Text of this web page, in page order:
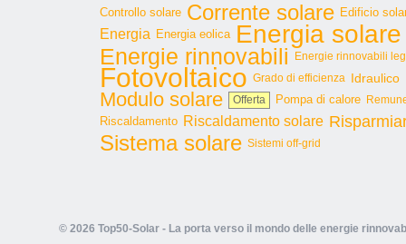
Controllo solare Corrente solare Edificio
Energia Energia eolica Energia solare
Energie rinnovabili Energie rinnovabili
Fotovoltaico Grado di efficienza Idraulico
Modulo solare Offerta Pompa di calore
Riscaldamento Riscaldamento solare
Sistema solare Sistemi off-grid
© 2026 Top50-Solar - La porta verso il mondo delle energie